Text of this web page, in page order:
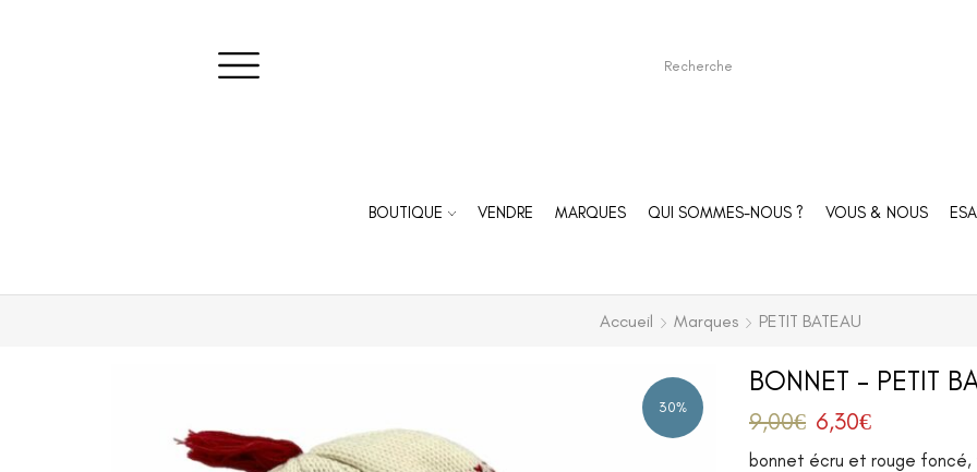
BOUTIQUE VENDRE MARQUES QUI SOMMES-NOUS ? VOUS & NOUS
Accueil Marques PETIT BATEAU
30%
BONNET – PETIT
9,00€ 6,30€
bonnet écru et rouge foncé,